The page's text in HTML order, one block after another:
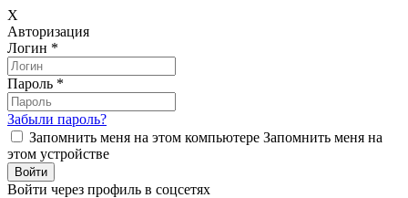
X
Авторизация
Логин *
Пароль *
Забыли пароль?
Запомнить меня на этом компьютере Запомнить меня на
этом устройстве
Войти через профиль в соцсетях